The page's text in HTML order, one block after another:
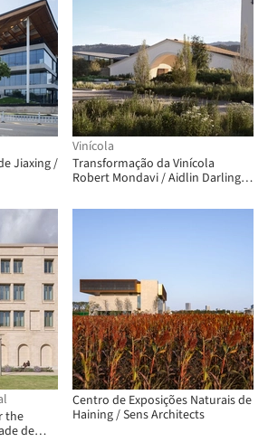
Jiaxing /
Vinícola
Transformação da Vinícola
Robert Mondavi / Aidlin Darling
the
de
Centro de Exposições Naturais de
Haining / Sens Architects